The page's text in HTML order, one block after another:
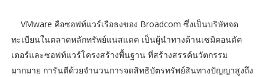
VMware คือซอฟท์แวร์เรือธงของ Broadcom ซึ่งเป็นบริษัทจด
ทะเบียนในตลาดหลักทรัพย์แนสแดค เป็นผู้นำทางด้านเซมิคอนดัค
เตอร์และซอฟท์แวร์โครงสร้างพื้นฐาน ที่สร้างสรรค์นวัตกรรม
มากมาย การันตีด้วยจำนวนการจดสิทธิบัตรทรัพย์สินทางปัญญาสูงถึง